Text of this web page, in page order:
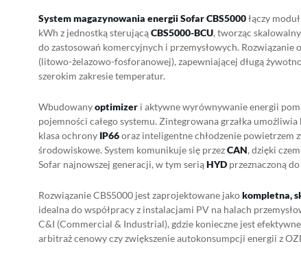
System magazynowania energiiSofar CBS5000łączy
kWh z jednostką sterującąCBS5000-BCU, tworząc
do zastosowań komercyjnych i przemysłowych. Rozwiązanie
(litowo-żelazowo-fosforanowej), zapewniającej długą
szerokim zakresie temperatur.
Wbudowanyoptimizer i aktywne wyrównywanie energii
pojemności całego systemu. Zintegrowana grzałka
klasa ochrony IP66oraz inteligentne chłodzenie powietrzem
środowiskowe. System komunikuje się przezCAN, dzięki
Sofar najnowszej generacji, w tym seriąHYD przeznaczoną
Rozwiązanie CBS5000 jest zaprojektowane jakokompletna,
idealna do współpracy z instalacjami PV na halach
C&I (Commercial & Industrial), gdzie konieczne jest
arbitraż cenowy czy zwiększenie autokonsumpcji energii z